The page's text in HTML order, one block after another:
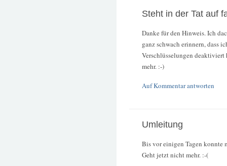
Steht in der Tat auf
Danke für den Hinweis. Ich
ganz schwach erinnern, dass
Verschlüsselungen
mehr. :-)
Auf Kommentar antworten
Umleitung
Bis vor einigen Tagen konnte
Geht jetzt nicht mehr. :-(